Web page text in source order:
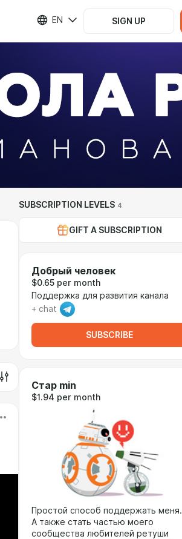
EN SIGN UP
SUBSCRIPTION LEVELS 4
GIFT A SUBSCRIPTION
Добрый человек
$0.65 per month
Поддержка для развития канала
+ chat
SUBSCRIBE
Стар min
$1.94 per month
Простой способ поддержать меня.
А также стать частью моего
сообщества любителей ретуши